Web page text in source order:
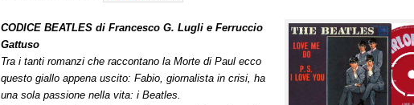
CODICE BEATLES di Francesco G. Lugli e Ferruccio
Gattuso
Tra i tanti romanzi che raccontano la Morte di Paul ecco
questo giallo appena uscito: Fabio, giornalista in crisi, ha
una sola passione nella vita: i Beatles.